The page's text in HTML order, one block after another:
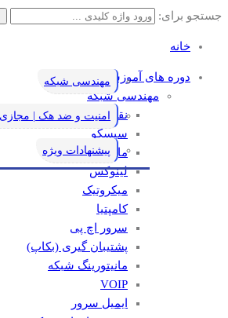
جستجو برای:
خانه
دوره های آموزشی
مهندسی شبکه
نقشه راه یادگیری شبکه
سیسکو
مایکروسافت
لینوکس
میکروتیک
کامپتیا
سرور اچ پی
پشتیبان گیری (بکاپ)
مانيتورينگ شبکه
VOIP
ایمیل سرور
مهندسی شبکه
امنیت و ضد هک |
پیشنهادات ویژه